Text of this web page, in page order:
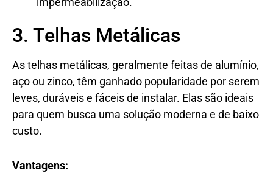
3. Telhas Metálicas
As telhas metálicas, geralmente feitas de alumínio,
aço ou zinco, têm ganhado popularidade por serem
leves, duráveis e fáceis de instalar. Elas são ideais
para quem busca uma solução moderna e de baixo
custo.
Vantagens: